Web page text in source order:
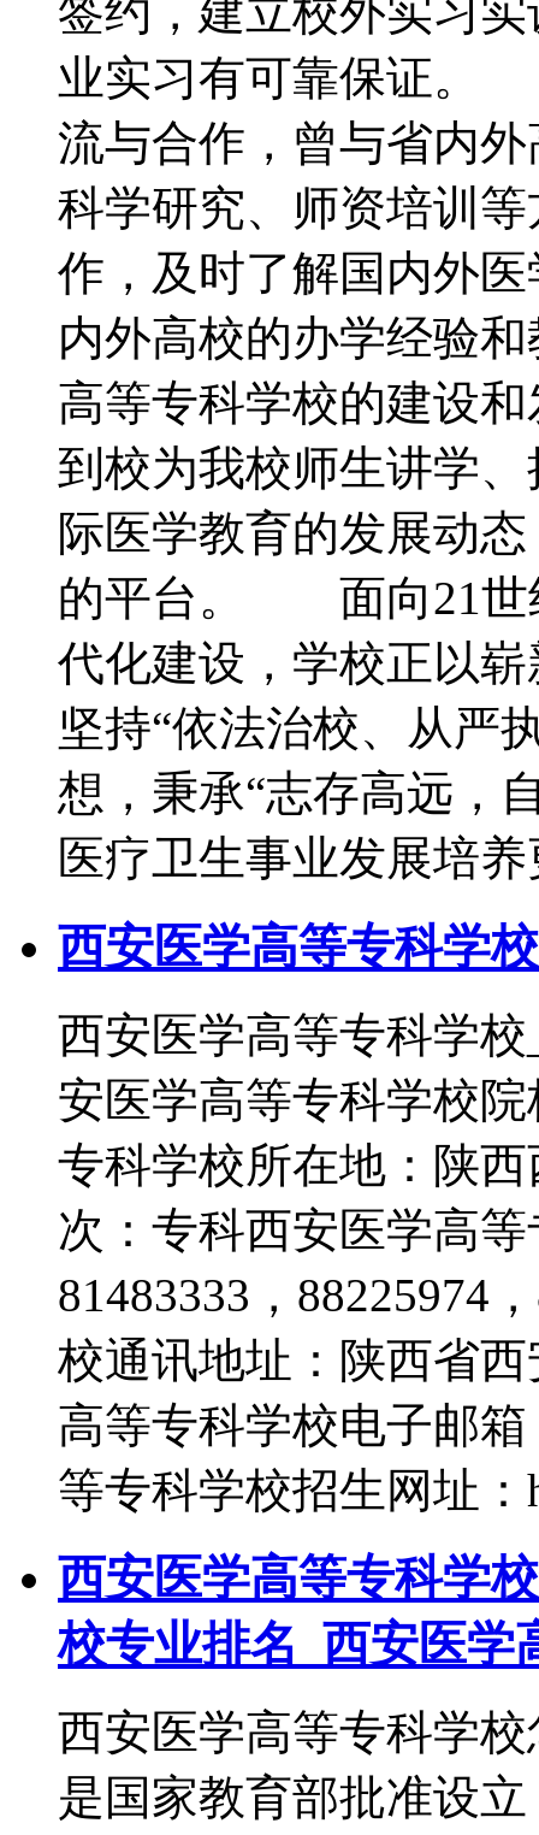
签约，建立校外实习
业实习有可靠保证。
流与合作，曾与省内
科学研究、师资培训
作，及时了解国内外
内外高校的办学经验
高等专科学校的建设
到校为我校师生讲学
际医学教育的发展动
的平台。 面向21世
代化建设，学校正以
坚持“依法治校、从严
想，秉承“志存高远，
医疗卫生事业发展培
西安医学高等专科学
西安医学高等专科学
安医学高等专科学校
专科学校所在地：陕
次：专科西安医学高
81483333，88225974
校通讯地址：陕西省
高等专科学校电子邮箱
等专科学校招生网址：
西安医学高等专科学
校专业排名_西安医学
西安医学高等专科学
是国家教育部批准设